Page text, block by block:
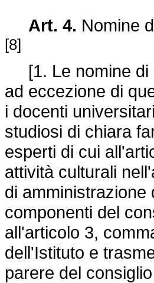
Art. 4. Nomine
[8]
[1. Le nomine di
ad eccezione di
i docenti
studiosi di chiara
esperti di cui
attività culturali
di amministrazione
componenti del
all'articolo 3,
dell'Istituto e
parere del